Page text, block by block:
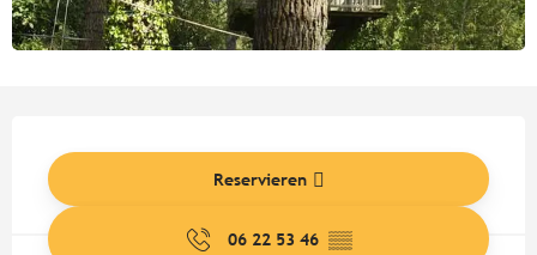
Reservieren
06 22 53 46 ▒▒